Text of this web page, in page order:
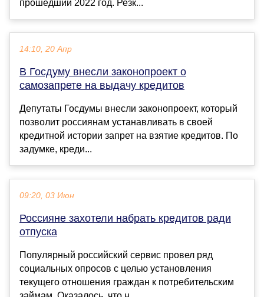
прошедший 2022 год. Резк...
14:10, 20 Апр
В Госдуму внесли законопроект о
самозапрете на выдачу кредитов
Депутаты Госдумы внесли законопроект, который
позволит россиянам устанавливать в своей
кредитной истории запрет на взятие кредитов. По
задумке, креди...
09:20, 03 Июн
Россияне захотели набрать кредитов ради
отпуска
Популярный российский сервис провел ряд
социальных опросов с целью установления
текущего отношения граждан к потребительским